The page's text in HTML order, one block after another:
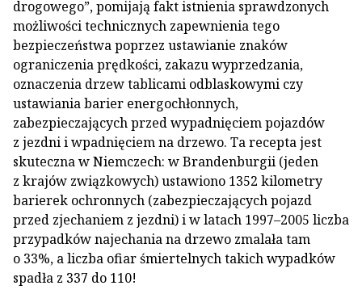
drogowego”, pomijają fakt istnienia sprawdzonych
możliwości technicznych zapewnienia tego
bezpieczeństwa poprzez ustawianie znaków
ograniczenia prędkości, zakazu wyprzedzania,
oznaczenia drzew tablicami odblaskowymi czy
ustawiania barier energochłonnych,
zabezpieczających przed wypadnięciem pojazdów
z jezdni i wpadnięciem na drzewo. Ta recepta jest
skuteczna w Niemczech: w Brandenburgii (jeden
z krajów związkowych) ustawiono 1352 kilometry
barierek ochronnych (zabezpieczających pojazd
przed zjechaniem z jezdni) i w latach 1997–2005 liczba
przypadków najechania na drzewo zmalała tam
o 33%, a liczba ofiar śmiertelnych takich wypadków
spadła z 337 do 110!